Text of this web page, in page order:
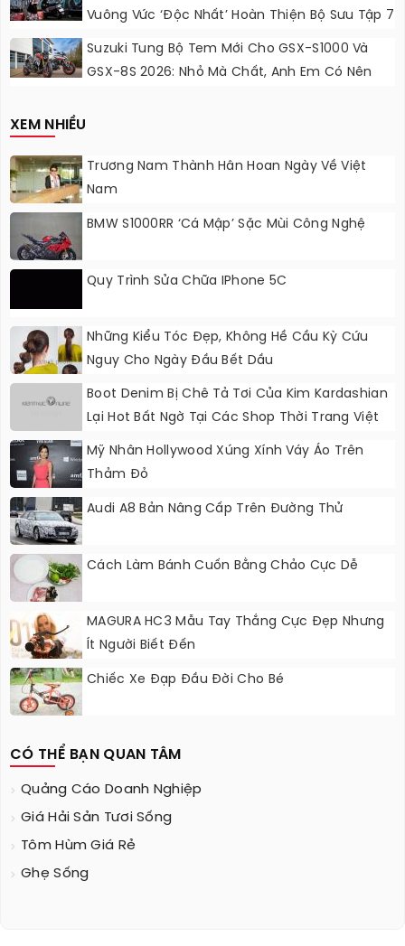
Vuông Vức ‘độc Nhất’ Hoàn Thiện Bộ Sưu Tập 7
Sắc Cầu Vồng
Suzuki Tung Bộ Tem Mới Cho GSX-S1000 Và
GSX-8S 2026: Nhỏ Mà Chất, Anh Em Có Nên
XEM NHIỀU
Trương Nam Thành Hân Hoan Ngày Về Việt
Nam
BMW S1000RR ‘Cá Mập’ Sặc Mùi Công Nghệ
Quy Trình Sửa Chữa IPhone 5C
Những Kiểu Tóc Đẹp, Không Hề Cầu Kỳ Cứu
Nguy Cho Ngày Đầu Bết Dầu
Boot Denim Bị Chê Tả Tơi Của Kim Kardashian
Lại Hot Bất Ngờ Tại Các Shop Thời Trang Việt
Mỹ Nhân Hollywood Xúng Xính Váy Áo Trên
Thảm Đỏ
Audi A8 Bản Nâng Cấp Trên Đường Thử
Cách Làm Bánh Cuốn Bằng Chảo Cực Dễ
MAGURA HC3 Mẫu Tay Thắng Cực Đẹp Nhưng
Ít Người Biết Đến
Chiếc Xe Đạp Đầu Đời Cho Bé
CÓ THỂ BẠN QUAN TÂM
Quảng Cáo Doanh Nghiệp
Giá Hải Sản Tươi Sống
Tôm Hùm Giá Rẻ
Ghẹ Sống